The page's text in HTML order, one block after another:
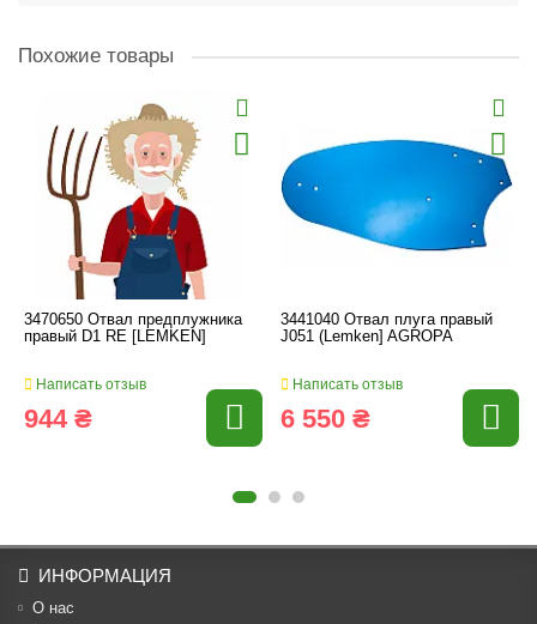
Похожие товары
3470650 Отвал предплужника
правый D1 RE [LEMKEN]
Написать отзыв
944 ₴
3441040 Отвал плуга правый
J051 (Lemken] AGROPA
Написать отзыв
6 550 ₴
ИНФОРМАЦИЯ
О нас